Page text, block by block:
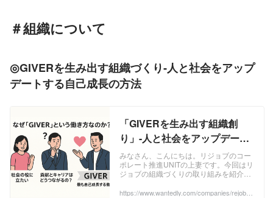
＃組織について
◎GIVERを生み出す組織づくり‐人と社会をアップ
デートする自己成長の方法
「GIVERを生み出す組織創
り」-人と社会をアップデート
する、自己成長の仕方 | 株式会
社リジョブ
みなさん、こんにちは。リジョブのコー
ポレート推進UNITの上妻です。今回はリ
ジョブの組織づくりの取り組みを紹介し
が、その中でも特にGIVERを育む取り組
https://www.wantedly.com/companies/rejob/p